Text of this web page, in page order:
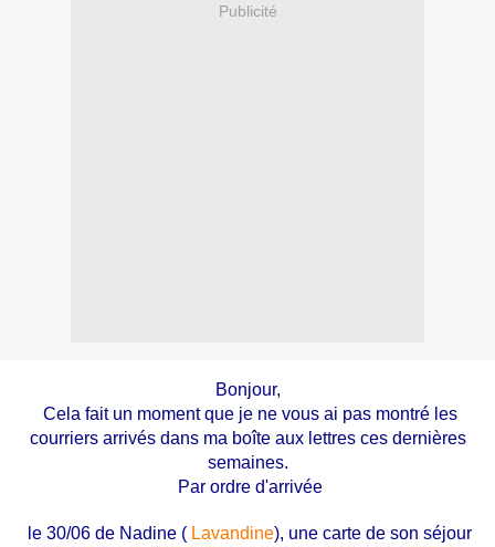
Publicité
Bonjour,
Cela fait un moment que je ne vous ai pas montré les
courriers arrivés dans ma boîte aux lettres ces dernières
semaines.
Par ordre d'arrivée
le 30/06 de Nadine ( Lavandine), une carte de son séjour